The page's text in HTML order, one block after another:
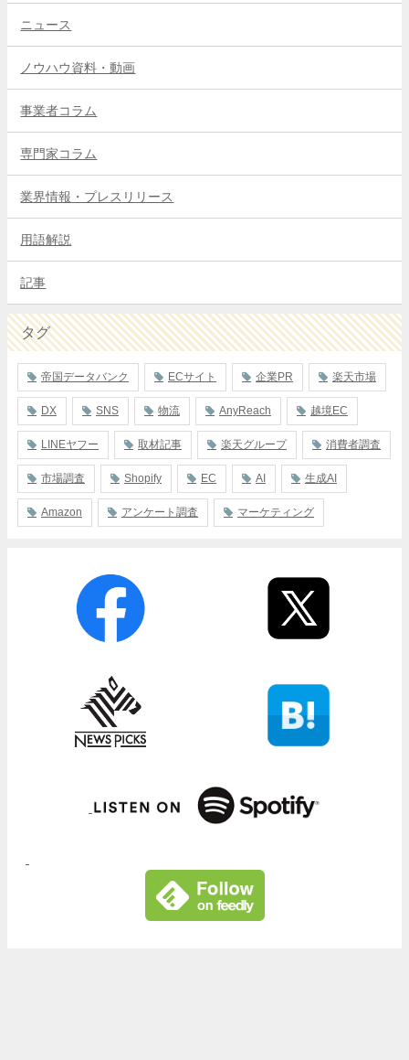
ニュース
ノウハウ資料・動画
事業者コラム
専門家コラム
業界情報・プレスリリース
用語解説
記事
タグ
帝国データバンク ECサイト 企業PR 楽天市場
DX SNS 物流 AnyReach 越境EC
LINEヤフー 取材記事 楽天グループ 消費者調査
市場調査 Shopify EC AI 生成AI
Amazon アンケート調査 マーケティング